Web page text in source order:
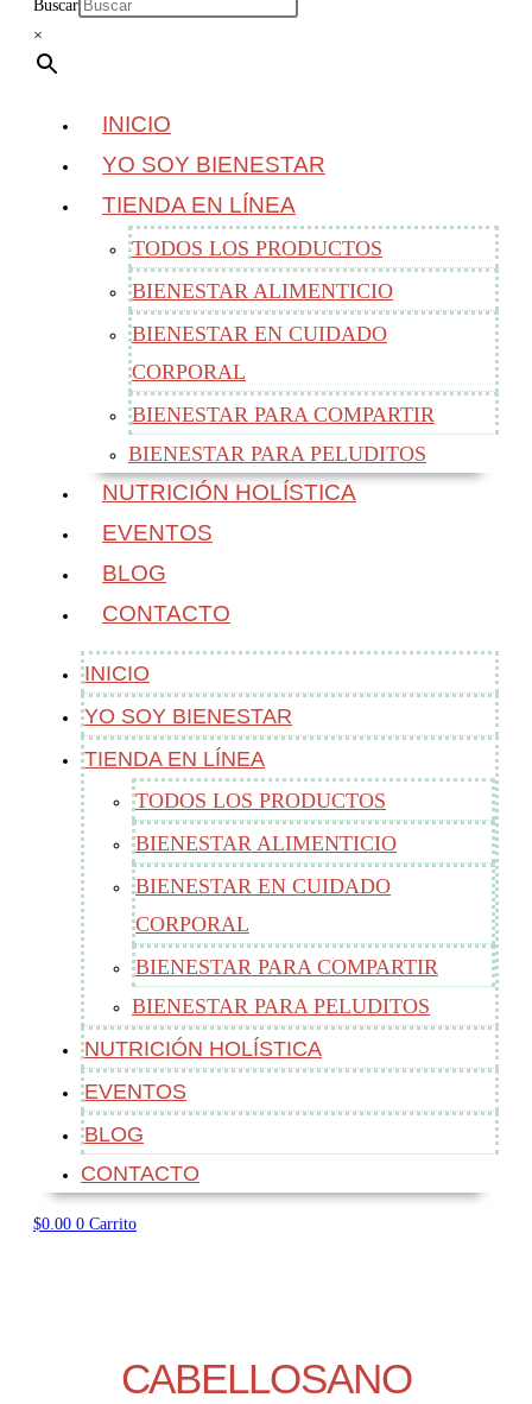
Buscar
×
INICIO
YO SOY BIENESTAR
TIENDA EN LÍNEA
TODOS LOS PRODUCTOS
BIENESTAR ALIMENTICIO
BIENESTAR EN CUIDADO
CORPORAL
BIENESTAR PARA COMPARTIR
BIENESTAR PARA PELUDITOS
NUTRICIÓN HOLÍSTICA
EVENTOS
BLOG
CONTACTO
INICIO
YO SOY BIENESTAR
TIENDA EN LÍNEA
TODOS LOS PRODUCTOS
BIENESTAR ALIMENTICIO
BIENESTAR EN CUIDADO
CORPORAL
BIENESTAR PARA COMPARTIR
BIENESTAR PARA PELUDITOS
NUTRICIÓN HOLÍSTICA
EVENTOS
BLOG
CONTACTO
$0.00 0 Carrito
CABELLOSANO